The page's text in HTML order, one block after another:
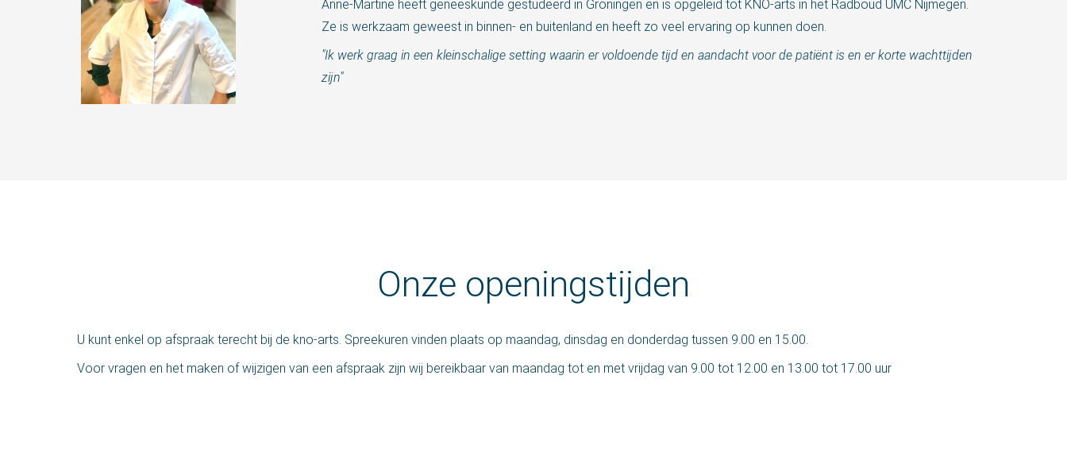
Anne-Martine heeft geneeskunde gestudeerd in Groningen en is opgeleid tot KNO-arts in het Radboud UMC Nijmegen.
Ze is werkzaam geweest in binnen- en buitenland en heeft zo veel ervaring op kunnen doen.
"Ik werk graag in een kleinschalige setting waarin er voldoende tijd en aandacht voor de patiënt is en er korte wachttijden
zijn"
Onze openingstijden
U kunt enkel op afspraak terecht bij de kno-arts. Spreekuren vinden plaats op maandag, dinsdag en donderdag tussen 9.00 en 15.00.
Voor vragen en het maken of wijzigen van een afspraak zijn wij bereikbaar van maandag tot en met vrijdag van 9.00 tot 12.00 en 13.00 tot 17.00 uur